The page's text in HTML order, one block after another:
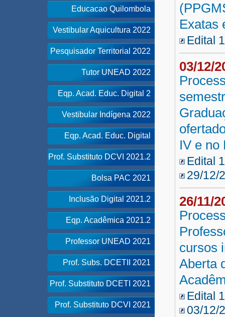
Educacao Quilombola
Vestibular Aquicultura 2022
Pesquisador Territorial 2022
Tutor UNEAD 2022
Eqp. Acad. Educ. Digital 2
Vestibular Indígena 2022
Eqp. Acad. Educ. Digital
Prof. Substituto DCVI 2021.2
Bolsa PAC 2021
Inclusão Digital 2021.2
Eqp. Acadêmica 2021.2
Professor UNEAD 2021
Prof. Subs. DCETII 2021
Prof. Substituto DCETI 2021
Prof. Substituto DCVI 2021
Exatas
Edital
03/12/
IV e no
Edital
29/12/
26/11/
cursos
Aberta
Edital
03/12/